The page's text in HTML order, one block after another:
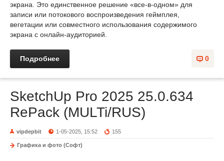
экрана. Это единственное решение «все-в-одном» для
записи или потокового воспроизведения геймплея,
вегетации или совместного использования содержимого
экрана с онлайн-аудиторией.
0
Подробнее
SketchUp Pro 2025 25.0.634
RePack (MULTi/RUS)
vipdepbit 1-05-2025, 15:52 155
Графика и фото (Софт)